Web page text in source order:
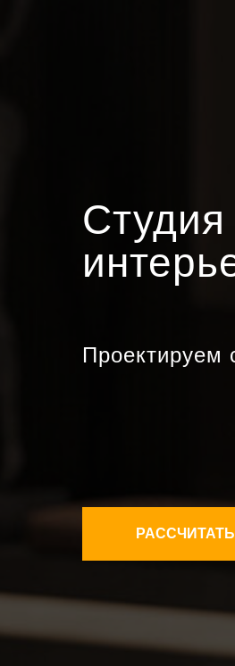
Проектируем